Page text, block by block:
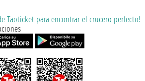
Taoticket para encontrar el crucero perfecto!